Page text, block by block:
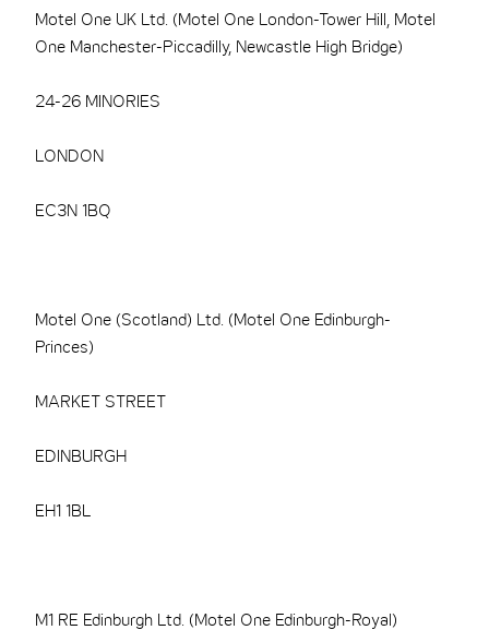
Motel One UK Ltd. (Motel One London-Tower Hill, Motel
One Manchester-Piccadilly, Newcastle High Bridge)
24-26 MINORIES
LONDON
EC3N 1BQ
Motel One (Scotland) Ltd. (Motel One Edinburgh-
Princes)
MARKET STREET
EDINBURGH
EH1 1BL
M1 RE Edinburgh Ltd. (Motel One Edinburgh-Royal)